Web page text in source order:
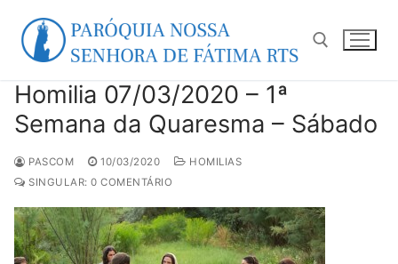
para
Pesquisar por:
Homilia 07/03/2020 – 1ª
Semana da Quaresma – Sábado
PASCOM 10/03/2020
HOMILIAS
SINGULAR: 0 COMENTÁRIO